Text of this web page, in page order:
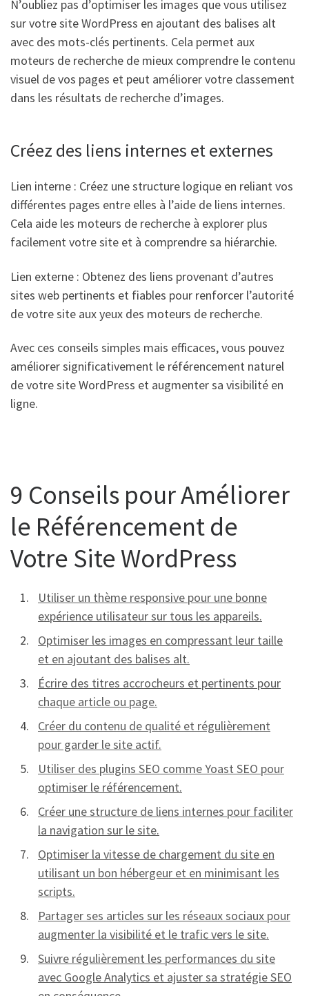
N’oubliez pas d’optimiser les images que vous utilisez
sur votre site WordPress en ajoutant des balises alt
avec des mots-clés pertinents. Cela permet aux
moteurs de recherche de mieux comprendre le contenu
visuel de vos pages et peut améliorer votre classement
dans les résultats de recherche d’images.
Créez des liens internes et externes
Lien interne : Créez une structure logique en reliant vos
différentes pages entre elles à l’aide de liens internes.
Cela aide les moteurs de recherche à explorer plus
facilement votre site et à comprendre sa hiérarchie.
Lien externe : Obtenez des liens provenant d’autres
sites web pertinents et fiables pour renforcer l’autorité
de votre site aux yeux des moteurs de recherche.
Avec ces conseils simples mais efficaces, vous pouvez
améliorer significativement le référencement naturel
de votre site WordPress et augmenter sa visibilité en
ligne.
9 Conseils pour Améliorer
le Référencement de
Votre Site WordPress
Utiliser un thème responsive pour une bonne
expérience utilisateur sur tous les appareils.
Optimiser les images en compressant leur taille
et en ajoutant des balises alt.
Écrire des titres accrocheurs et pertinents pour
chaque article ou page.
Créer du contenu de qualité et régulièrement
pour garder le site actif.
Utiliser des plugins SEO comme Yoast SEO pour
optimiser le référencement.
Créer une structure de liens internes pour faciliter
la navigation sur le site.
Optimiser la vitesse de chargement du site en
utilisant un bon hébergeur et en minimisant les
scripts.
Partager ses articles sur les réseaux sociaux pour
augmenter la visibilité et le trafic vers le site.
Suivre régulièrement les performances du site
avec Google Analytics et ajuster sa stratégie SEO